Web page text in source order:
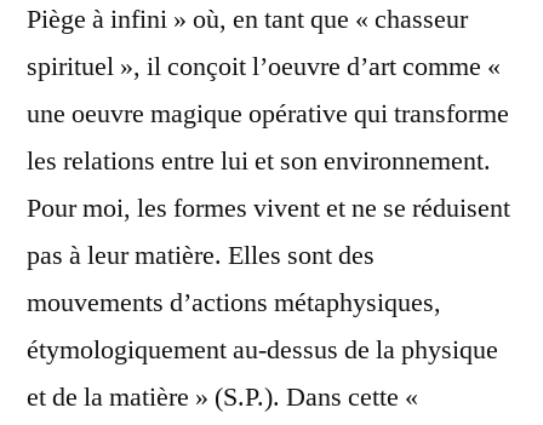
Piège à infini » où, en tant que « chasseur
spirituel », il conçoit l’oeuvre d’art comme «
une oeuvre magique opérative qui transforme
les relations entre lui et son environnement.
Pour moi, les formes vivent et ne se réduisent
pas à leur matière. Elles sont des
mouvements d’actions métaphysiques,
étymologiquement au-dessus de la physique
et de la matière » (S.P.). Dans cette «